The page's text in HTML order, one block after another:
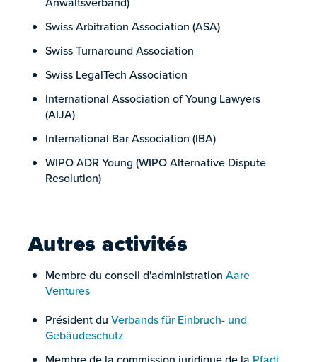
Swiss Arbitration Association (ASA)
Swiss Turnaround Association
Swiss LegalTech Association
International Association of Young Lawyers
(AIJA)
International Bar Association (IBA)
WIPO ADR Young (WIPO Alternative Dispute
Resolution)
Autres activités
Membre du conseil d'administration Aare
Ventures
Président du Verbands für Einbruch- und
Gebäudeschutz